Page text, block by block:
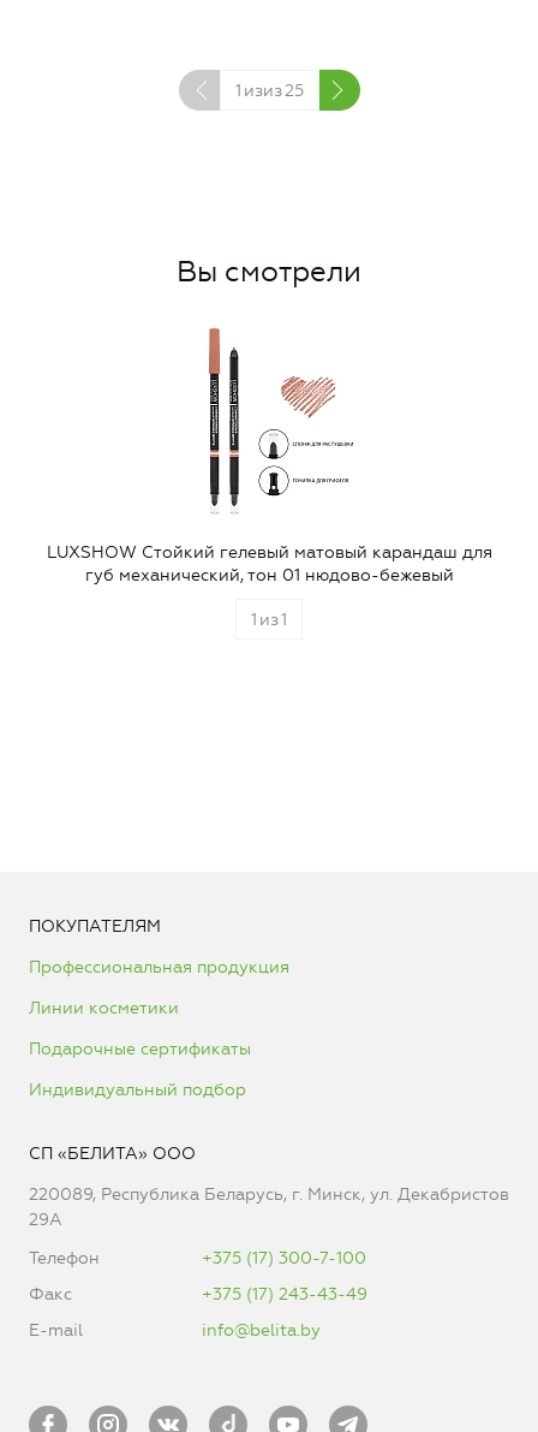
1 изиз25
Вы смотрели
LUXSHOW Стойкий гелевый матовый карандаш для
губ механический, тон 01 нюдово-бежевый
1 из1
ПОКУПАТЕЛЯМ
Профессиональная продукция
Линии косметики
Подарочные сертификаты
Индивидуальный подбор
СП «БЕЛИТА» ООО
220089, Республика Беларусь, г. Минск, ул. Декабристов
29А
Телефон
+375 (17) 300-7-100
Факс
+375 (17) 243-43-49
E-mail
info@belita.by